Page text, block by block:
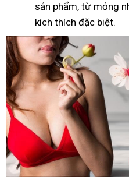
sản phẩm, từ mỏng
kích thích đặc biệt.